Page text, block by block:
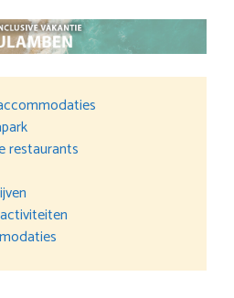
restaurants